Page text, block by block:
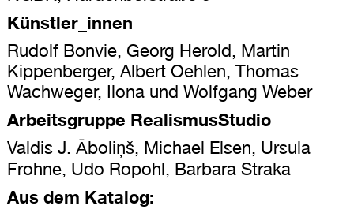
Künstler_innen
Rudolf Bonvie, Georg Herold, Martin
Kippenberger, Albert Oehlen, Thomas
Wachweger, Ilona und Wolfgang Weber
Arbeitsgruppe RealismusStudio
Valdis J. Āboliņš, Michael Elsen, Ursula
Frohne, Udo Ropohl, Barbara Straka
Aus dem Katalog: